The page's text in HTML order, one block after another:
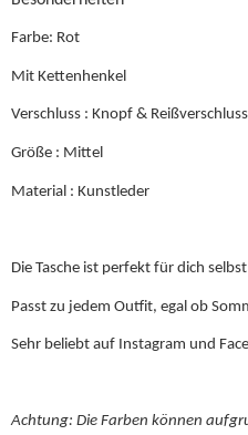
Farbe: Rot
Mit Kettenhenkel
Verschluss : Knopf & Reißverschluss
Größe : Mittel
Material : Kunstleder
Die Tasche ist perfekt für dich
Passt zu jedem Outfit, egal ob
Sehr beliebt auf Instagram und
Achtung: Die Farben können